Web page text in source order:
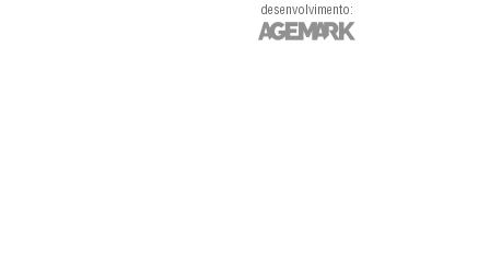
desenvolvimento: